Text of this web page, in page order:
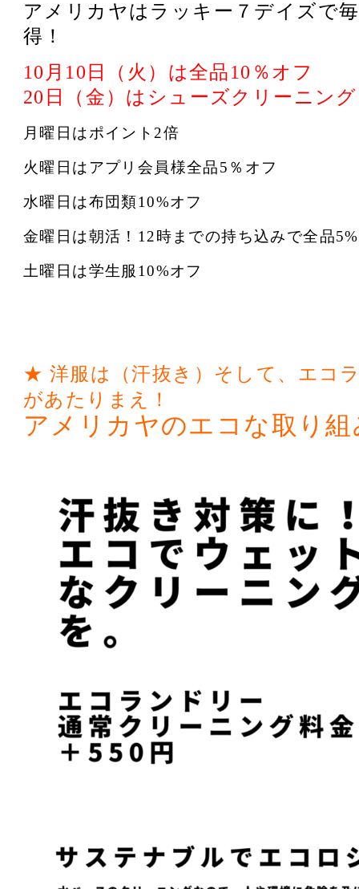
アメリカヤはラッキー７デイズで
得！
10月10日（火）は全品10％オフ
20日（金）はシューズクリーニン
月曜日はポイント2倍
火曜日はアプリ会員様全品5％オフ
水曜日は布団類10%オフ
金曜日は朝活！12時までの持ち込みで全品
土曜日は学生服10%オフ
★ 洋服は（汗抜き）そして、エコ
があたりまえ！
アメリカヤのエコな取り